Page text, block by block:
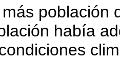
población
había